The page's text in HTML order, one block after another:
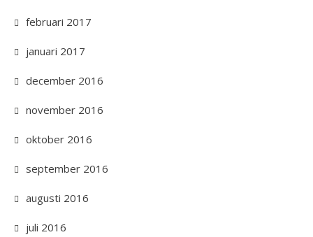
februari 2017
januari 2017
december 2016
november 2016
oktober 2016
september 2016
augusti 2016
juli 2016